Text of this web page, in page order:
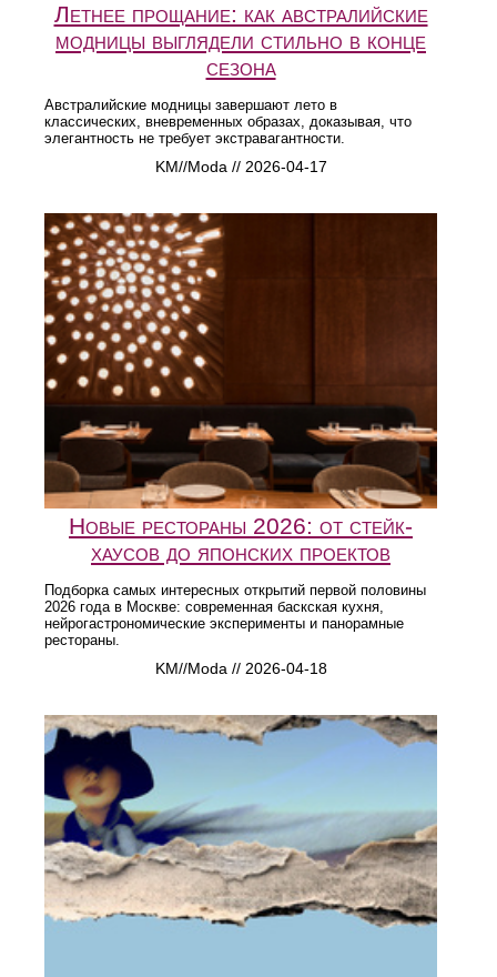
Летнее прощание: как австралийские
модницы выглядели стильно в конце
сезона
Австралийские модницы завершают лето в
классических, вневременных образах, доказывая, что
элегантность не требует экстравагантности.
KM//Moda // 2026-04-17
Новые рестораны 2026: от стейк-
хаусов до японских проектов
Подборка самых интересных открытий первой половины
2026 года в Москве: современная баскская кухня,
нейрогастрономические эксперименты и панорамные
рестораны.
KM//Moda // 2026-04-18